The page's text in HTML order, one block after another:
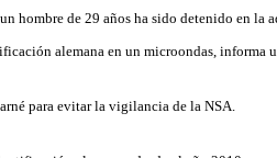
hombre de 29 años ha sido detenido en la
alemana en un microondas, informa
para evitar la vigilancia de la NSA.